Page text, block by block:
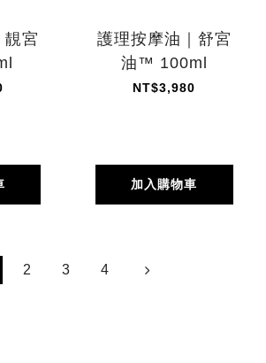
靚宮
護理按摩油｜舒宮
油™ 100ml
NT$3,980
加入購物車
2 3 4